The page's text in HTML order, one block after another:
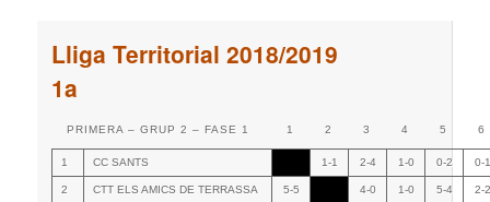
Lliga Territorial 2018/2019
1a
PRIMERA – GRUP 2 – FASE 1 1 2 3 4 5 6
1 CC SANTS 1-1 2-4 1-0 0-2 0-1
2 CTT ELS AMICS DE TERRASSA 5-5 4-0 1-0 5-4 2-2